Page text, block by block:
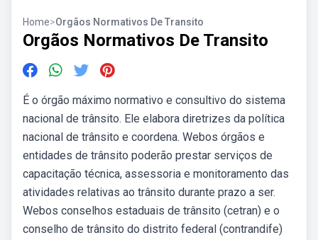
Home>Orgãos Normativos De Transito
Orgãos Normativos De Transito
É o órgão máximo normativo e consultivo do sistema
nacional de trânsito. Ele elabora diretrizes da política
nacional de trânsito e coordena. Webos órgãos e
entidades de trânsito poderão prestar serviços de
capacitação técnica, assessoria e monitoramento das
atividades relativas ao trânsito durante prazo a ser.
Webos conselhos estaduais de trânsito (cetran) e o
conselho de trânsito do distrito federal (contrandife)